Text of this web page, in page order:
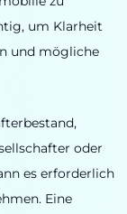
um Klarheit
und mögliche
oder
es erforderlich
Eine